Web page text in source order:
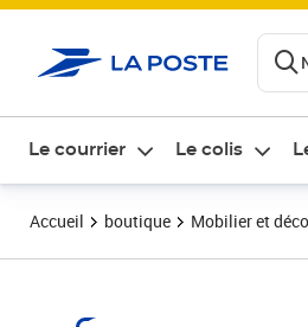
Le courrier Le colis
Accueil boutique Mobilier et